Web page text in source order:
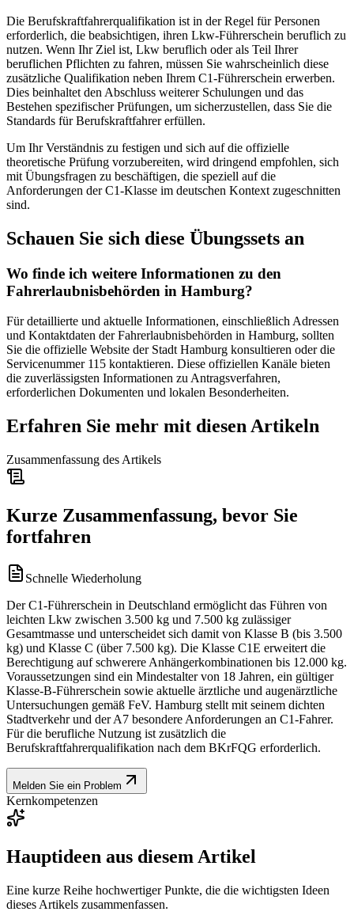
Die Berufskraftfahrerqualifikation ist in der Regel für Personen
erforderlich, die beabsichtigen, ihren Lkw-Führerschein beruflich zu
nutzen. Wenn Ihr Ziel ist, Lkw beruflich oder als Teil Ihrer
beruflichen Pflichten zu fahren, müssen Sie wahrscheinlich diese
zusätzliche Qualifikation neben Ihrem C1-Führerschein erwerben.
Dies beinhaltet den Abschluss weiterer Schulungen und das
Bestehen spezifischer Prüfungen, um sicherzustellen, dass Sie die
Standards für Berufskraftfahrer erfüllen.
Um Ihr Verständnis zu festigen und sich auf die offizielle
theoretische Prüfung vorzubereiten, wird dringend empfohlen, sich
mit Übungsfragen zu beschäftigen, die speziell auf die
Anforderungen der C1-Klasse im deutschen Kontext zugeschnitten
sind.
Schauen Sie sich diese Übungssets an
Wo finde ich weitere Informationen zu den
Fahrerlaubnisbehörden in Hamburg?
Für detaillierte und aktuelle Informationen, einschließlich Adressen
und Kontaktdaten der Fahrerlaubnisbehörden in Hamburg, sollten
Sie die offizielle Website der Stadt Hamburg konsultieren oder die
Servicenummer 115 kontaktieren. Diese offiziellen Kanäle bieten
die zuverlässigsten Informationen zu Antragsverfahren,
erforderlichen Dokumenten und lokalen Besonderheiten.
Erfahren Sie mehr mit diesen Artikeln
Zusammenfassung des Artikels
Kurze Zusammenfassung, bevor Sie
fortfahren
Schnelle Wiederholung
Der C1-Führerschein in Deutschland ermöglicht das Führen von
leichten Lkw zwischen 3.500 kg und 7.500 kg zulässiger
Gesamtmasse und unterscheidet sich damit von Klasse B (bis 3.500
kg) und Klasse C (über 7.500 kg). Die Klasse C1E erweitert die
Berechtigung auf schwerere Anhängerkombinationen bis 12.000 kg.
Voraussetzungen sind ein Mindestalter von 18 Jahren, ein gültiger
Klasse-B-Führerschein sowie aktuelle ärztliche und augenärztliche
Untersuchungen gemäß FeV. Hamburg stellt mit seinem dichten
Stadtverkehr und der A7 besondere Anforderungen an C1-Fahrer.
Für die berufliche Nutzung ist zusätzlich die
Berufskraftfahrerqualifikation nach dem BKrFQG erforderlich.
Melden Sie ein Problem
Kernkompetenzen
Hauptideen aus diesem Artikel
Eine kurze Reihe hochwertiger Punkte, die die wichtigsten Ideen
dieses Artikels zusammenfassen.